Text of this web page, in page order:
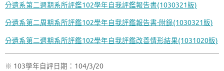
分遺系第二週期系所評鑑102學年自我評鑑報告書(1030321版)
分遺系第二周期系所評鑑102學年自我評鑑報告書-附錄(1030321版)
分遺系第二週期系所評鑑102學年自我評鑑改善情形結果(1031020版)
※ 103學年自評日期：104/3/20